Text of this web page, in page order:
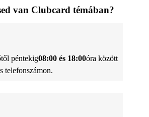
van Clubcard témában?
péntekig08:00 és 18:00óra között
telefonszámon.